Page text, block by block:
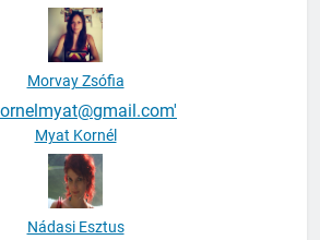
Morvay Zsófia
Myat Kornél
Nádasi Esztus